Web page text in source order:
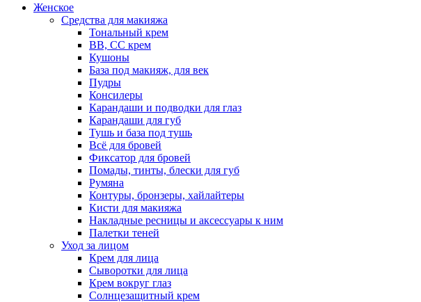
Женское
Средства для макияжа
Тональный крем
BB, CC крем
Кушоны
База под макияж, для век
Пудры
Консилеры
Карандаши и подводки для глаз
Карандаши для губ
Тушь и база под тушь
Всё для бровей
Фиксатор для бровей
Помады, тинты, блески для губ
Румяна
Контуры, бронзеры, хайлайтеры
Кисти для макияжа
Накладные ресницы и аксессуары к ним
Палетки теней
Уход за лицом
Крем для лица
Сыворотки для лица
Крем вокруг глаз
Солнцезащитный крем